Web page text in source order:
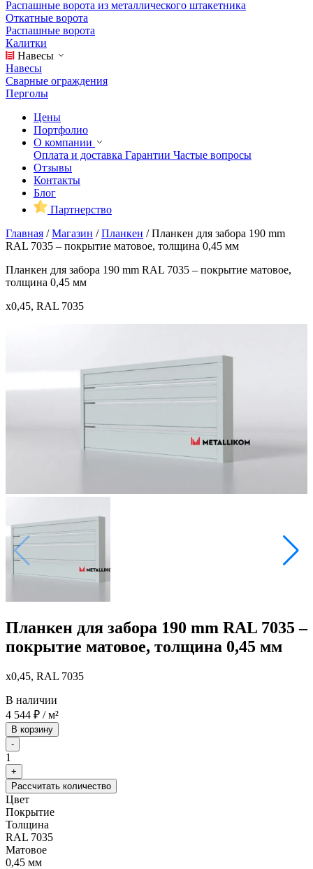
Распашные ворота из металлического штакетника
Откатные ворота
Распашные ворота
Калитки
Навесы
Навесы
Сварные ограждения
Перголы
Цены
Портфолио
О компании
Оплата и доставка Гарантии Частые вопросы
Отзывы
Контакты
Блог
Партнерство
Главная /Магазин /Планкен /Планкен для забора 190 mm
RAL 7035 – покрытие матовое, толщина 0,45 мм
Планкен для забора 190 mm RAL 7035 – покрытие матовое,
толщина 0,45 мм
x0,45, RAL 7035
Планкен для забора 190 mm RAL 7035 –
покрытие матовое, толщина 0,45 мм
x0,45, RAL 7035
В наличии
4 544 ₽ / м²
В корзину
-
1
+
Рассчитать количество
Цвет
Покрытие
Толщина
RAL 7035
Матовое
0,45 мм